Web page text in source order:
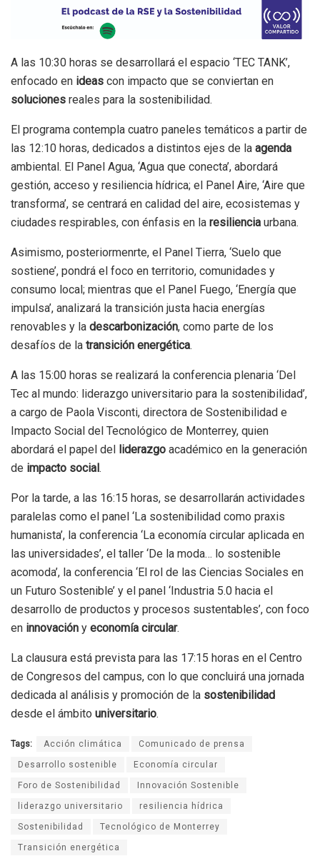
A las 10:30 horas se desarrollará el espacio ‘TEC TANK’,
enfocado en ideas con impacto que se conviertan en
soluciones reales para la sostenibilidad.
El programa contempla cuatro paneles temáticos a partir de
las 12:10 horas, dedicados a distintos ejes de la agenda
ambiental. El Panel Agua, ‘Agua que conecta’, abordará
gestión, acceso y resiliencia hídrica; el Panel Aire, ‘Aire que
transforma’, se centrará en calidad del aire, ecosistemas y
ciudades respirables, con énfasis en la resiliencia urbana.
Asimismo, posteriormenrte, el Panel Tierra, ‘Suelo que
sostiene’, pondrá el foco en territorio, comunidades y
consumo local; mientras que el Panel Fuego, ‘Energía que
impulsa’, analizará la transición justa hacia energías
renovables y la descarbonización, como parte de los
desafíos de la transición energética.
A las 15:00 horas se realizará la conferencia plenaria ‘Del
Tec al mundo: liderazgo universitario para la sostenibilidad’,
a cargo de Paola Visconti, directora de Sostenibilidad e
Impacto Social del Tecnológico de Monterrey, quien
abordará el papel del liderazgo académico en la generación
de impacto social.
Por la tarde, a las 16:15 horas, se desarrollarán actividades
paralelas como el panel ‘La sostenibilidad como praxis
humanista’, la conferencia ‘La economía circular aplicada en
las universidades’, el taller ‘De la moda… lo sostenible
acomoda’, la conferencia ‘El rol de las Ciencias Sociales en
un Futuro Sostenible’ y el panel ‘Industria 5.0 hacia el
desarrollo de productos y procesos sustentables’, con foco
en innovación y economía circular.
La clausura está prevista para las 17:15 horas en el Centro
de Congresos del campus, con lo que concluirá una jornada
dedicada al análisis y promoción de la sostenibilidad
desde el ámbito universitario.
Tags: Acción climática Comunicado de prensa
Desarrollo sostenible Economía circular
Foro de Sostenibilidad Innovación Sostenible
liderazgo universitario resiliencia hídrica
Sostenibilidad Tecnológico de Monterrey
Transición energética